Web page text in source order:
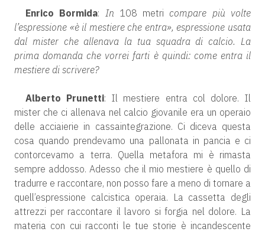
Enrico Bormida: In 108 metri compare più volte
l’espressione «è il mestiere che entra», espressione usata
dal mister che allenava la tua squadra di calcio. La
prima domanda che vorrei farti è quindi: come entra il
mestiere di scrivere?
Alberto Prunetti: Il mestiere entra col dolore. Il
mister che ci allenava nel calcio giovanile era un operaio
delle acciaierie in cassaintegrazione. Ci diceva questa
cosa quando prendevamo una pallonata in pancia e ci
contorcevamo a terra. Quella metafora mi è rimasta
sempre addosso. Adesso che il mio mestiere è quello di
tradurre e raccontare, non posso fare a meno di tornare a
quell’espressione calcistica operaia. La cassetta degli
attrezzi per raccontare il lavoro si forgia nel dolore. La
materia con cui racconti le tue storie è incandescente